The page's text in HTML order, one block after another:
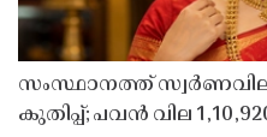
സംസ്ഥാനത്ത്
കുതിപ്പ്; പവൻ വില